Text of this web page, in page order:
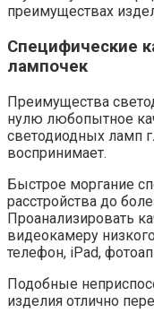
преимуществах
Специфические
лампочек
Преимущества
нулю любопытное
светодиодных ламп
воспринимает.
Быстрое моргание
расстройства до
Проанализировать
видеокамеру
телефон, iPad,
Подобные
изделия отлично